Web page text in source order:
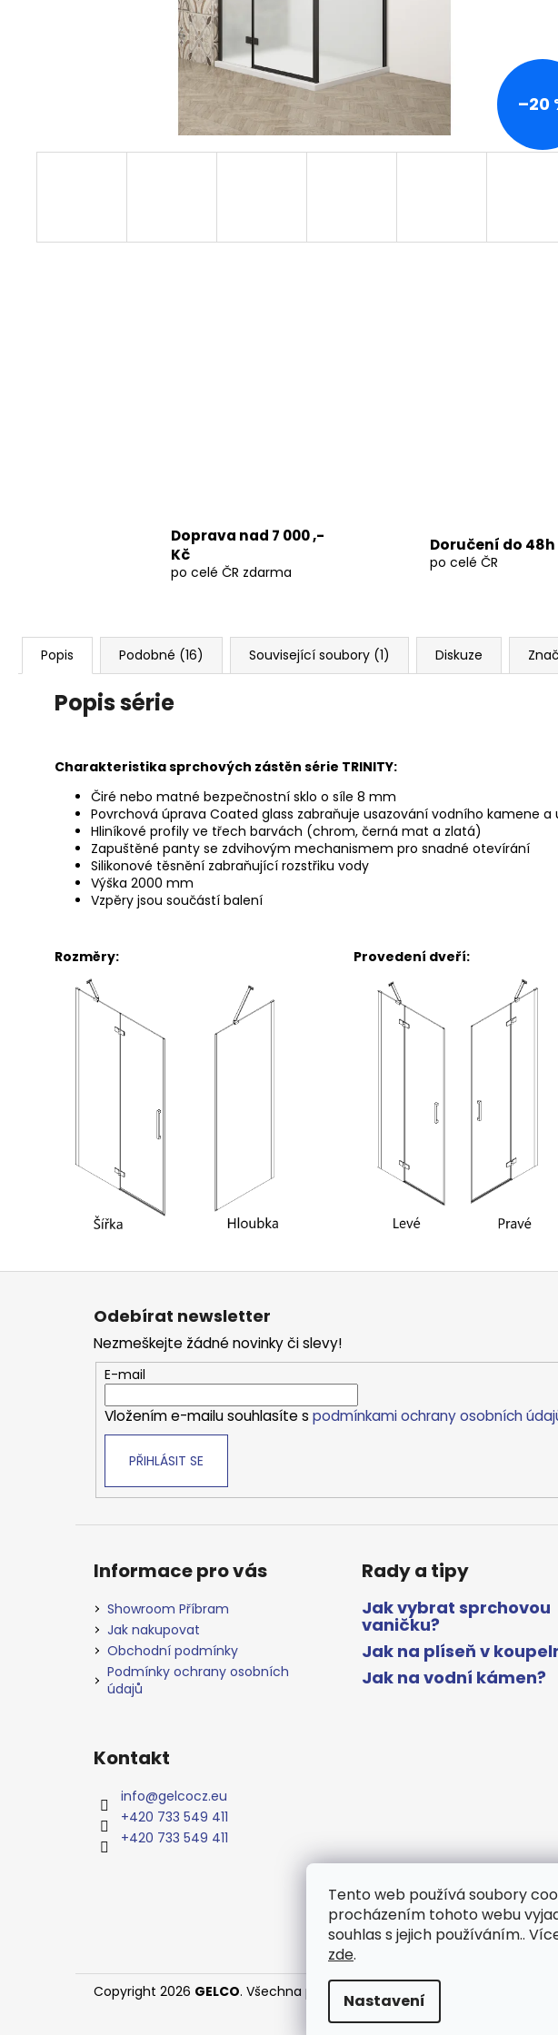
Tento web používá soubory
procházením tohoto webu
souhlas s jejich používáním..
zde.
Nastavení
–20
Doprava nad 7 000 ,-
Kč
po celé ČR zdarma
Doručení do 48h
po celé ČR
Popis Podobné (16) Související soubory (1) Diskuze
Popis série
Charakteristika sprchových zástěn série TRINITY:
Čiré nebo matné bezpečnostní sklo o síle 8 mm
Povrchová úprava Coated glass zabraňuje usazování vodního kamene
Hliníkové profily ve třech barvách (chrom, černá mat a zlatá)
Zapuštěné panty se zdvihovým mechanismem pro snadné otevírání
Silikonové těsnění zabraňující rozstřiku vody
Výška 2000 mm
Vzpěry jsou součástí balení
Rozměry: Provedení dveří:
15 100 Kč
Z
Odebírat newsletter
Nezmeškejte žádné novinky či slevy!
E-mail
Vložením e-mailu souhlasíte s podmínkami ochrany osobních
PŘIHLÁSIT SE
Informace pro vás
Showroom Příbram
Jak nakupovat
Obchodní podmínky
Podmínky ochrany osobních
údajů
Rady a tipy
Jak vybrat sprchovou
vaničku?
Jak na plíseň v
Jak na vodní kámen?
Kontakt
info@gelcocz.eu
+420 733 549 411
+420 733 549 411
Copyright 2026 GELCO. Všechna práva vyhrazena. Upravit nastavení